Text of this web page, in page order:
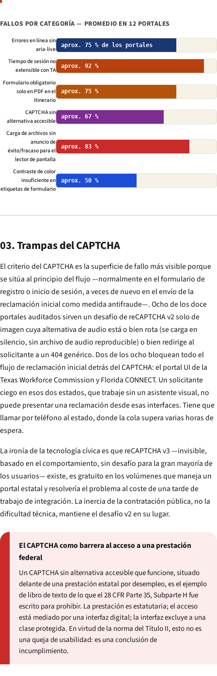
FALLOS POR CATEGORÍA — PROMEDIO EN 12 PORTALES
Errores en línea sin
aria-live
aprox. 75 % de los portales
Tiempo de sesión no
extensible con TA
aprox. 92 %
Formulario obligatorio
solo en PDF en el
itinerario
aprox. 75 %
CAPTCHA sin
alternativa accesible
aprox. 67 %
Carga de archivos sin
anuncio de
éxito/fracaso para el
lector de pantalla
aprox. 83 %
Contraste de color
insuficiente en
etiquetas de formulario
aprox. 50 %
03. Trampas del CAPTCHA
El criterio del CAPTCHA es la superficie de fallo más visible porque
se sitúa al principio del flujo —normalmente en el formulario de
registro o inicio de sesión, a veces de nuevo en el envío de la
reclamación inicial como medida antifraude—. Ocho de los doce
portales auditados sirven un desafío de reCAPTCHA v2 solo de
imagen cuya alternativa de audio está o bien rota (se carga en
silencio, sin archivo de audio reproducible) o bien redirige al
solicitante a un 404 genérico. Dos de los ocho bloquean todo el
flujo de reclamación inicial detrás del CAPTCHA: el portal UI de la
Texas Workforce Commission y Florida CONNECT. Un solicitante
ciego en esos dos estados, que trabaje sin un asistente visual, no
puede presentar una reclamación desde esas interfaces. Tiene que
llamar por teléfono al estado, donde la cola supera varias horas de
espera.
La ironía de la tecnología cívica es que reCAPTCHA v3 —invisible,
basado en el comportamiento, sin desafío para la gran mayoría de
los usuarios— existe, es gratuito en los volúmenes que maneja un
portal estatal y resolvería el problema al coste de una tarde de
trabajo de integración. La inercia de la contratación pública, no la
dificultad técnica, mantiene el desafío v2 en su lugar.
El CAPTCHA como barrera al acceso a una prestación
federal
Un CAPTCHA sin alternativa accesible que funcione, situado
delante de una prestación estatal por desempleo, es el ejemplo
de libro de texto de lo que el 28 CFR Parte 35, Subparte H fue
escrito para prohibir. La prestación es estatutaria; el acceso
está mediado por una interfaz digital; la interfaz excluye a una
clase protegida. En virtud de la norma del Título II, esto no es
una queja de usabilidad: es una conclusión de
incumplimiento.